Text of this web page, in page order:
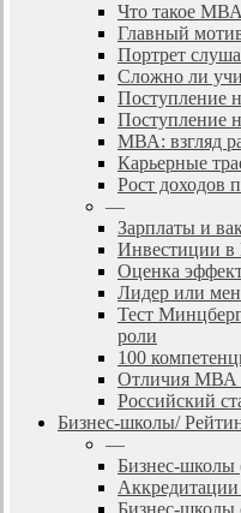
Что такое
Главный
Портрет
Сложно ли
Поступление
Поступление
МВА: взгляд
Карьерные
Рост доходов
—
Зарплаты и
Инвестиции
Оценка
Лидер или
Тест
роли
100
Отличия МВА
Российский
Бизнес-школы/
—
Бизнес-школы
Бизнес-школы